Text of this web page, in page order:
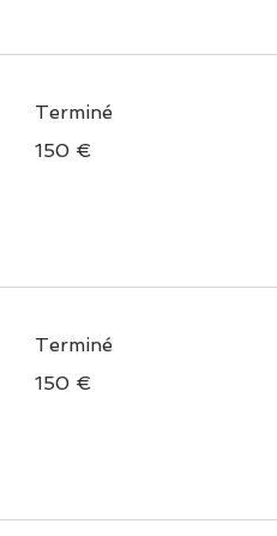
Terminé
euros
150 €
Terminé
euros
150 €